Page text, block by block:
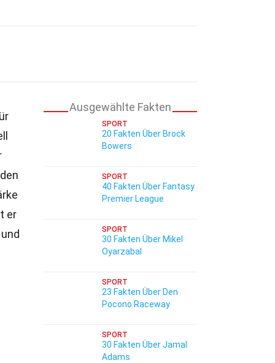
er
Ausgewählte Fakten
SPORT
20 Fakten Über Brock
Bowers
SPORT
40 Fakten Über Fantasy
Premier League
SPORT
30 Fakten Über Mikel
Oyarzabal
SPORT
23 Fakten Über Den
Pocono Raceway
SPORT
30 Fakten Über Jamal
Adams